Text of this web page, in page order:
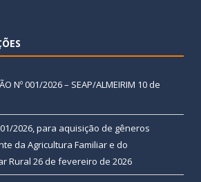
Nº 001/2026 – SEAP/ALMEIRIM 10 de
2026, para aquisição de gêneros
da Agricultura Familiar e do
Rural 26 de fevereiro de 2026